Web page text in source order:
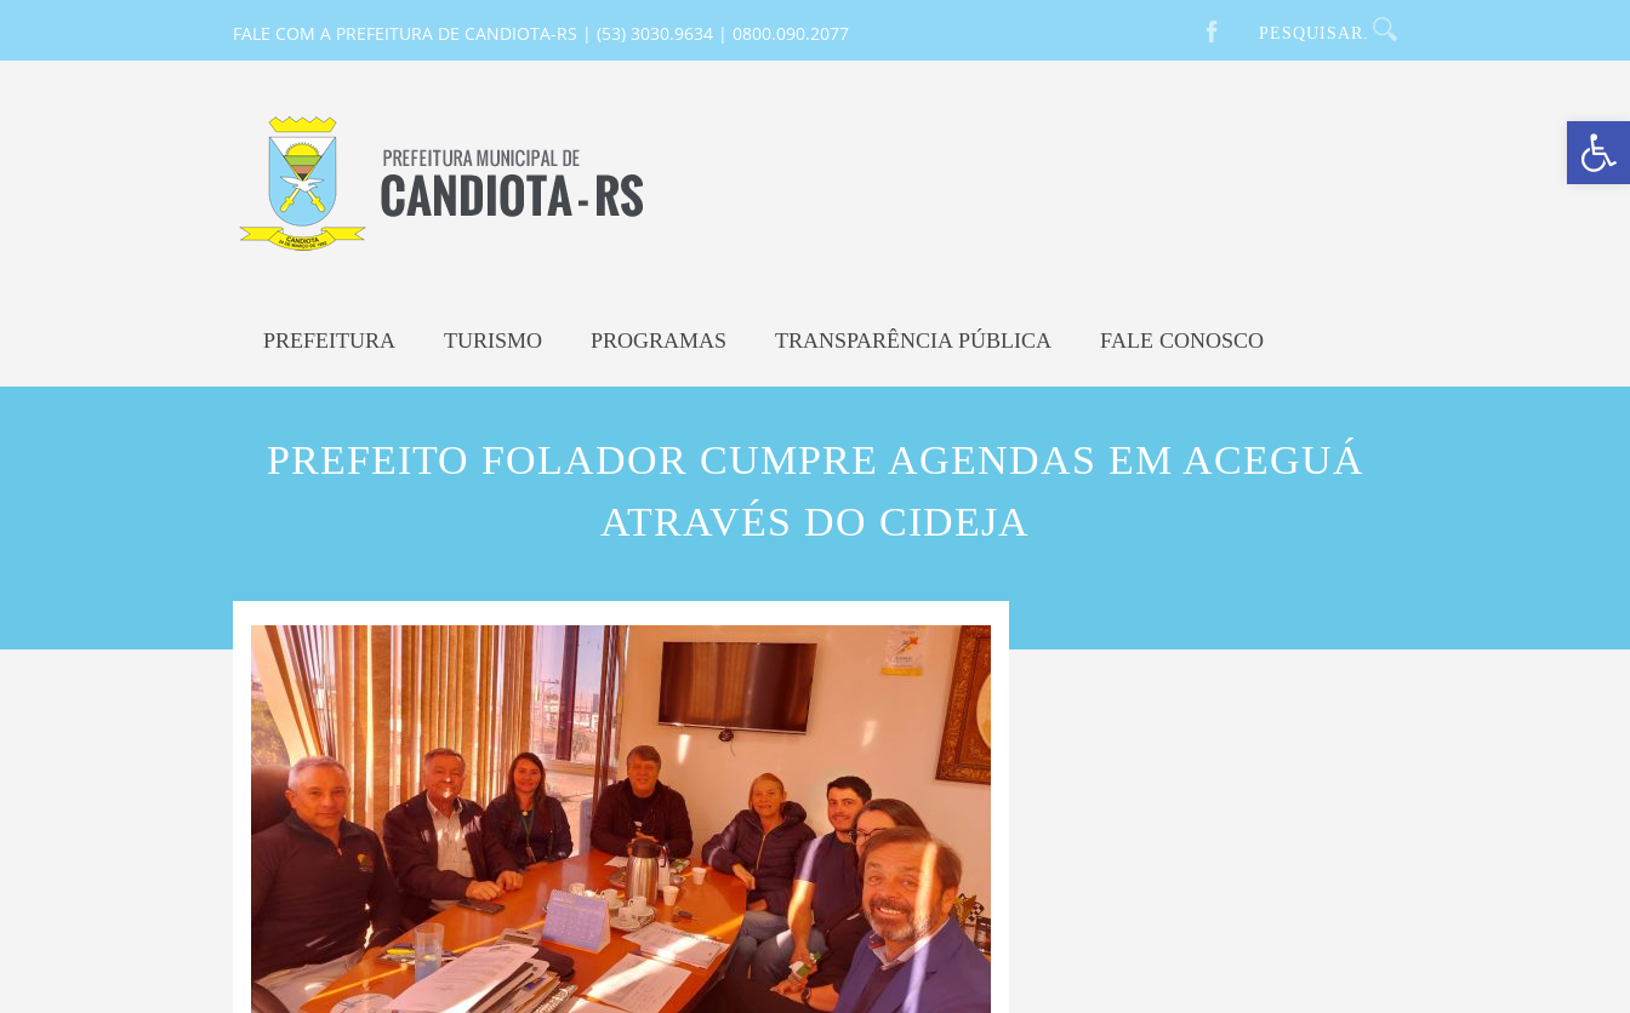
Barra de Ferramentas Aberta
FALE COM A PREFEITURA DE CANDIOTA-RS | (53) 3030.9634 | 0800.090.2077
PREFEITURA TURISMO PROGRAMAS TRANSPARÊNCIA PÚBLICA FALE CONOSCO
PREFEITO FOLADOR CUMPRE AGENDAS EM ACEGUÁ
ATRAVÉS DO CIDEJA